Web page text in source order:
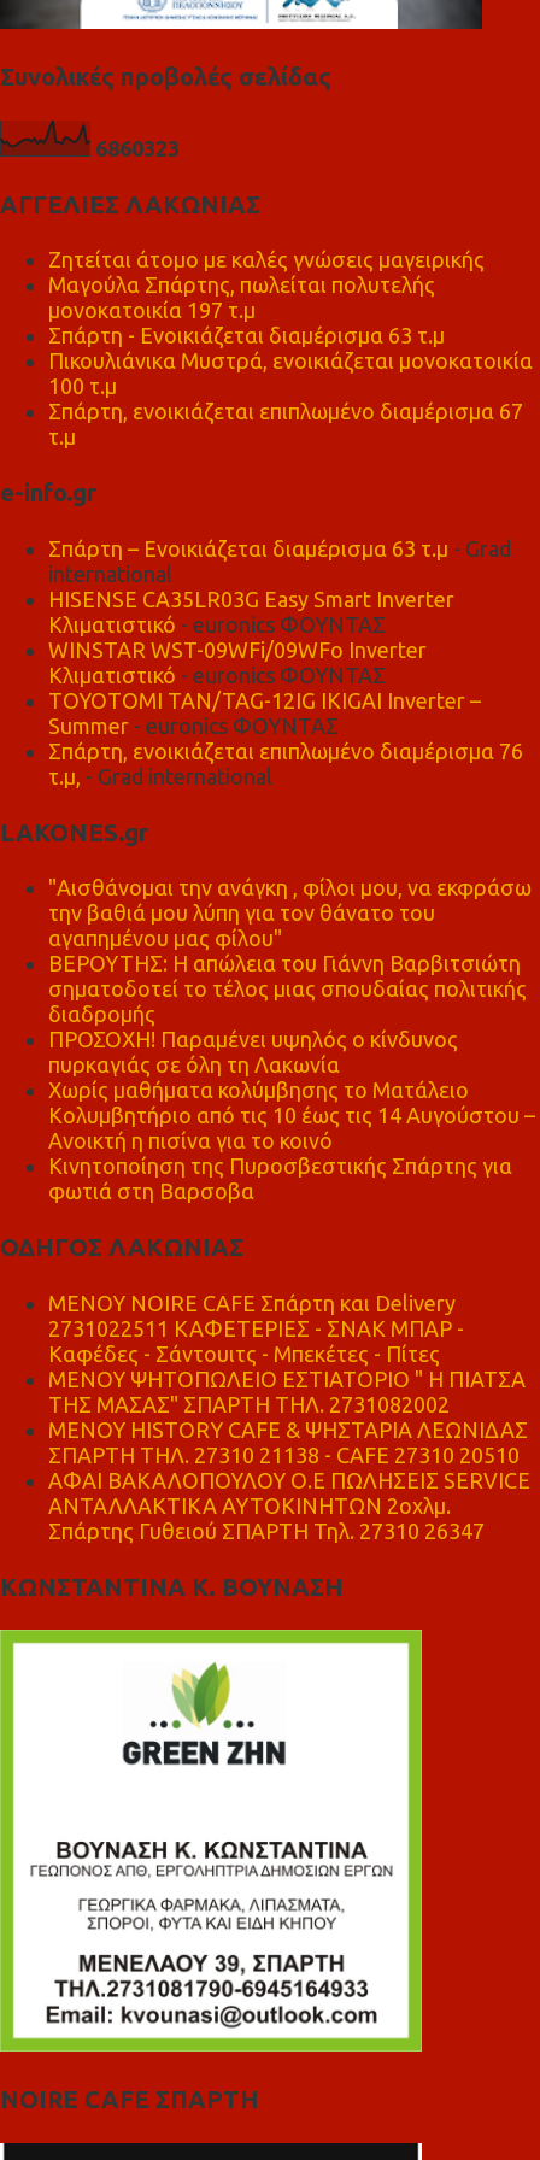
Συνολικές προβολές σελίδας
6860323
ΑΓΓΕΛΙΕΣ ΛΑΚΩΝΙΑΣ
Ζητείται άτομο με καλές γνώσεις μαγειρικής
Μαγούλα Σπάρτης, πωλείται πολυτελής
μονοκατοικία 197 τ.μ
Σπάρτη - Ενοικιάζεται διαμέρισμα 63 τ.μ
Πικουλιάνικα Μυστρά, ενοικιάζεται μονοκατοικία
100 τ.μ
Σπάρτη, ενοικιάζεται επιπλωμένο διαμέρισμα 67
τ.μ
e-info.gr
Σπάρτη – Ενοικιάζεται διαμέρισμα 63 τ.μ - Grad
international
HISENSE CA35LR03G Easy Smart Inverter
Κλιματιστικό - euronics ΦΟΥΝΤΑΣ
WINSTAR WST-09WFi/09WFo Inverter
Κλιματιστικό - euronics ΦΟΥΝΤΑΣ
TOYOTOMI TAN/TAG-12IG IKIGAI Inverter –
Summer - euronics ΦΟΥΝΤΑΣ
Σπάρτη, ενοικιάζεται επιπλωμένο διαμέρισμα 76
τ.μ, - Grad international
LAKONES.gr
"Αισθάνομαι την ανάγκη , φίλοι μου, να εκφράσω
την βαθιά μου λύπη για τον θάνατο του
αγαπημένου μας φίλου"
ΒΕΡΟΥΤΗΣ: Η απώλεια του Γιάννη Βαρβιτσιώτη
σηματοδοτεί το τέλος μιας σπουδαίας πολιτικής
διαδρομής
ΠΡΟΣΟΧΗ! Παραμένει υψηλός ο κίνδυνος
πυρκαγιάς σε όλη τη Λακωνία
Χωρίς μαθήματα κολύμβησης το Ματάλειο
Κολυμβητήριο από τις 10 έως τις 14 Αυγούστου –
Ανοικτή η πισίνα για το κοινό
Κινητοποίηση της Πυροσβεστικής Σπάρτης για
φωτιά στη Βαρσοβα
ΟΔΗΓΟΣ ΛΑΚΩΝΙΑΣ
MENOY NOIRE CAFE Σπάρτη και Delivery
2731022511 ΚΑΦΕΤΕΡΙΕΣ - ΣΝΑΚ ΜΠΑΡ -
Καφέδες - Σάντουιτς - Μπεκέτες - Πίτες
ΜΕΝΟΥ ΨΗΤΟΠΩΛΕΙΟ ΕΣΤΙΑΤΟΡΙΟ " Η ΠΙΑΤΣΑ
ΤΗΣ ΜΑΣΑΣ" ΣΠΑΡΤΗ ΤΗΛ. 2731082002
ΜΕΝΟΥ HISTORY CAFE & ΨΗΣΤΑΡΙΑ ΛΕΩΝΙΔΑΣ
ΣΠΑΡΤΗ ΤΗΛ. 27310 21138 - CAFE 27310 20510
ΑΦΑΙ ΒΑΚΑΛΟΠΟΥΛΟΥ Ο.Ε ΠΩΛΗΣΕΙΣ SERVICE
ΑΝΤΑΛΛΑΚΤΙΚΑ ΑΥΤΟΚΙΝΗΤΩΝ 2οχλμ.
Σπάρτης Γυθειού ΣΠΑΡΤΗ Τηλ. 27310 26347
ΚΩΝΣΤΑΝΤΙΝΑ Κ. ΒΟΥΝΑΣΗ
NOIRE CAFE ΣΠΑΡΤΗ